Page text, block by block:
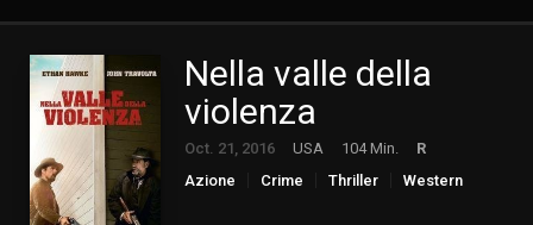
Nella valle della
violenza
Oct. 21, 2016 USA 104 Min.
R
Azione
Crime Thriller Western